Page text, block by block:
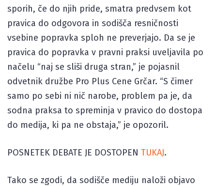
sporih, če do njih pride, smatra predvsem kot
pravica do odgovora in sodišča resničnosti
vsebine popravka sploh ne preverjajo. Da se je
pravica do popravka v pravni praksi uveljavila po
načelu “naj se sliši druga stran,” je pojasnil
odvetnik družbe Pro Plus Cene Grčar. “S čimer
samo po sebi ni nič narobe, problem pa je, da
sodna praksa to spreminja v pravico do dostopa
do medija, ki pa ne obstaja,” je opozoril.
POSNETEK DEBATE JE DOSTOPEN TUKAJ.
Tako se zgodi, da sodišče mediju naloži objavo